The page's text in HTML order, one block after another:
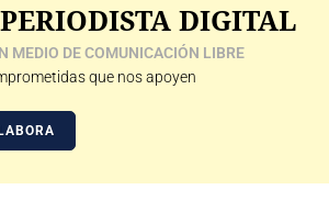
DIGITAL
MEDIO DE COMUNICACIÓN LIBRE
que nos apoyen